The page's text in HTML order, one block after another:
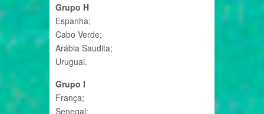
Grupo H
Espanha;
Cabo Verde;
Arábia Saudita;
Uruguai.
Grupo I
França;
Senegal;